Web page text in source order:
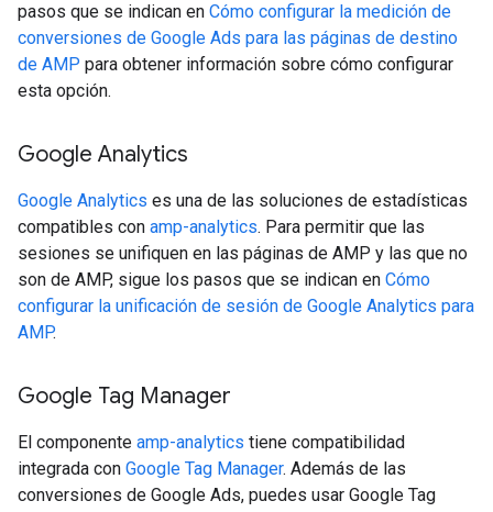
pasos que se indican en Cómo configurar la medición de
conversiones de Google Ads para las páginas de destino
de AMP para obtener información sobre cómo configurar
esta opción.
Google Analytics
Google Analytics es una de las soluciones de estadísticas
compatibles con amp-analytics. Para permitir que las
sesiones se unifiquen en las páginas de AMP y las que no
son de AMP, sigue los pasos que se indican en Cómo
configurar la unificación de sesión de Google Analytics para
AMP.
Google Tag Manager
El componente amp-analytics tiene compatibilidad
integrada con Google Tag Manager. Además de las
conversiones de Google Ads, puedes usar Google Tag